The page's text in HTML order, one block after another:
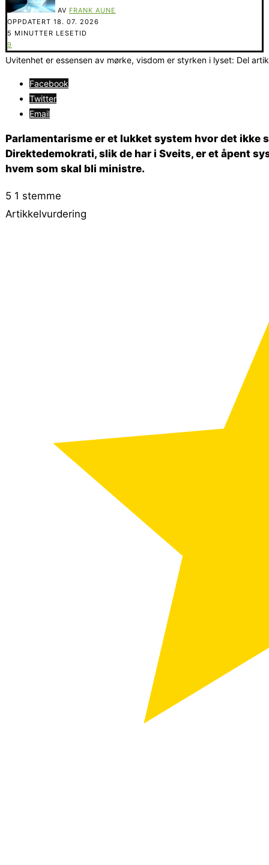
AV FRANK AUNE
OPPDATERT 18. 07. 2026
5 MINUTTER LESETID
9
Uvitenhet er essensen av mørke, visdom er styrken i lyset: Del
Facebook
Twitter
Email
Parlamentarisme er et lukket system hvor det ikke
Direktedemokrati, slik de har i Sveits, er et åpent
hvem som skal bli ministre.
5 1 stemme
Artikkelvurdering